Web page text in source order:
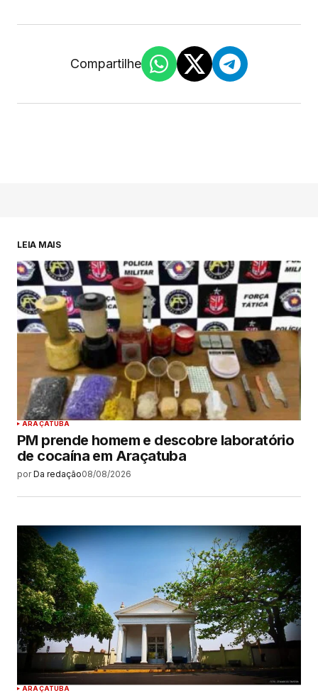
Compartilhe
LEIA MAIS
ARAÇATUBA
PM prende homem e descobre laboratório
de cocaína em Araçatuba
por Da redação08/08/2026
ARAÇATUBA